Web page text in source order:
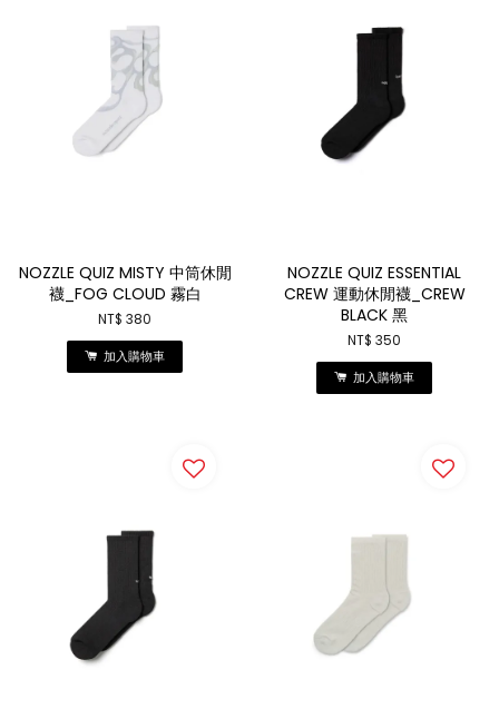
NOZZLE QUIZ MISTY 中筒休閒
襪_FOG CLOUD 霧白
NT$ 380
加入購物車
NOZZLE QUIZ ESSENTIAL
CREW 運動休閒襪_CREW
BLACK 黑
NT$ 350
加入購物車